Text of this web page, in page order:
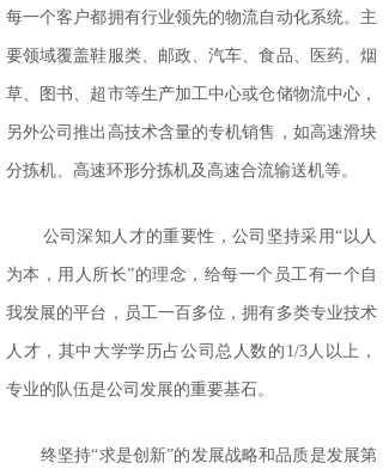
每一个客户都拥有行业领先的物流自动化系统。主
要领域覆盖鞋服类、邮政、汽车、食品、医药、烟
草、图书、超市等生产加工中心或仓储物流中心，
另外公司推出高技术含量的专机销售，如高速滑块
分拣机、高速环形分拣机及高速合流输送机等。
公司深知人才的重要性，公司坚持采用“以人
为本，用人所长”的理念，给每一个员工有一个自
我发展的平台，员工一百多位，拥有多类专业技术
人才，其中大学学历占公司总人数的1/3人以上，
专业的队伍是公司发展的重要基石。
终坚持“求是创新”的发展战略和品质是发展第